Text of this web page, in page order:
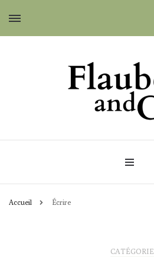
Flaubert and Co.
Accueil Écrire
CATÉGORIE